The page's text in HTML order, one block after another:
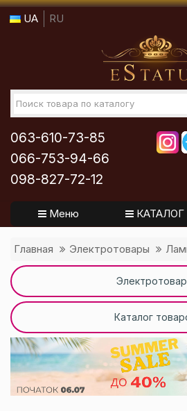
UA RU
063-610-73-85
066-753-94-66
098-827-72-12
Меню КАТАЛОГ
Главная Электротовары
Каталог